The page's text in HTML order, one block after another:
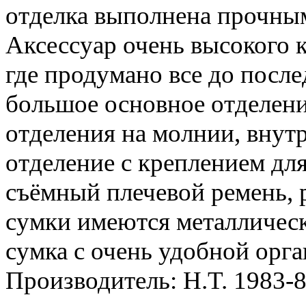
отделка выполнена
Аксессуар очень высокого
где продумано все до
большое основное
отделения на молнии,
отделение с креплением
съёмный плечевой
сумки имеются
сумка с очень удобной
Производитель: H.T. 1983-